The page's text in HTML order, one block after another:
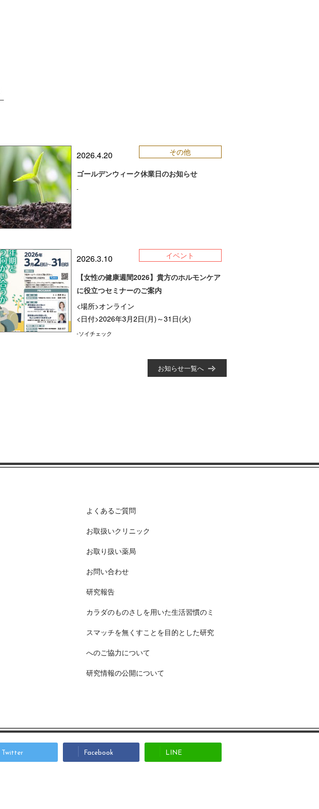
2026.4.20 その他
ゴールデンウィーク休業日のお知らせ
-
2026.3.10 イベント
【女性の健康週間2026】貴方のホルモンケア
に役立つセミナーのご案内
<場所>オンライン
<日付>2026年3月2日(月)～31日(火)
-ソイチェック
お知らせ一覧へ
よくあるご質問
お取扱いクリニック
お取り扱い薬局
お問い合わせ
研究報告
カラダのものさしを用いた生活習慣のミ
スマッチを無くすことを目的とした研究
へのご協力について
研究情報の公開について
Twitter Facebook LINE